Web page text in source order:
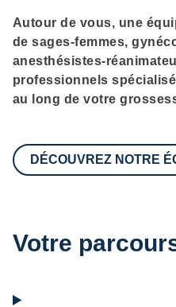
Description
Autour de vous, une
de sages-femmes,
anesthésistes-
professionnels
au long de votre
DÉCOUVREZ NOTRE
Votre